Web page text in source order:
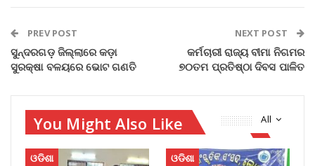
PREV POST
ସୁନ୍ଦରଗଡ଼ ଜିଲ୍ଲାରେ କଡ଼ା
ସୁରକ୍ଷା ବଳୟରେ ଭୋଟ ଗଣତି
NEXT POST
କର୍ମଚାରୀ ରାଜ୍ୟ ବୀମା ନିଗମର
୭୦ତମ ପ୍ରତିଷ୍ଠା ଦିବସ ପାଳିତ
All
You Might Also Like
ଓଡିଶା ଓଡିଶା